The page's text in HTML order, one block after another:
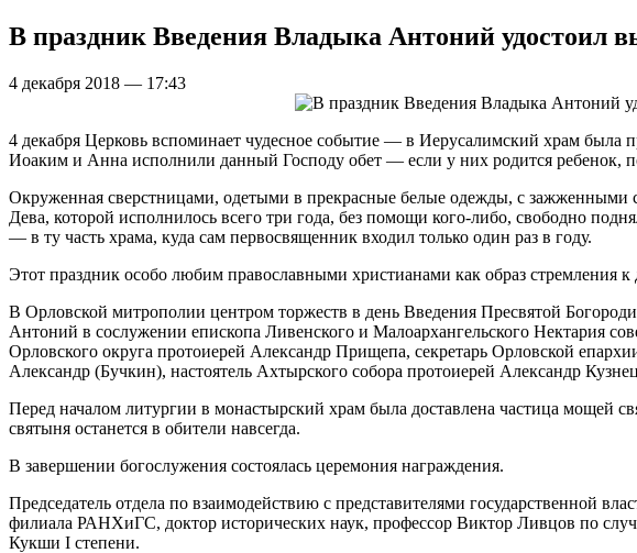
В праздник Введения Владыка Антоний удостоил
4 декабря 2018 — 17:43
4 декабря Церковь вспоминает чудесное событие — в Иерусалимский храм была
Иоаким и Анна исполнили данный Господу обет — если у них родится ребенок,
Окруженная сверстницами, одетыми в прекрасные белые одежды, с зажженными
Дева, которой исполнилось всего три года, без помощи кого-либо, свободно
— в ту часть храма, куда сам первосвященник входил только один раз в году.
Этот праздник особо любим православными христианами как образ
В Орловской митрополии центром торжеств в день Введения Пресвятой
Антоний в сослужении епископа Ливенского и Малоархангельского Нектария
Орловского округа протоиерей Александр Прищепа, секретарь Орловской
Александр (Бучкин), настоятель Ахтырского собора протоиерей Александр
Перед началом литургии в монастырский храм была доставлена частица мощей
святыня останется в обители навсегда.
В завершении богослужения состоялась церемония награждения.
Председатель отдела по взаимодействию с представителями государственной
филиала РАНХиГС, доктор исторических наук, профессор Виктор Ливцов по
Кукши I степени.